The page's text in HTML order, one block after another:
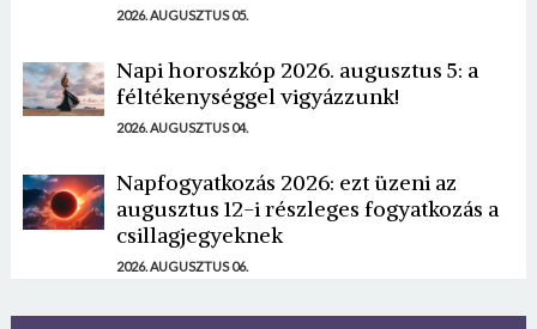
2026. AUGUSZTUS 05.
Napi horoszkóp 2026. augusztus 5: a
féltékenységgel vigyázzunk!
2026. AUGUSZTUS 04.
Napfogyatkozás 2026: ezt üzeni az
augusztus 12-i részleges fogyatkozás a
csillagjegyeknek
2026. AUGUSZTUS 06.